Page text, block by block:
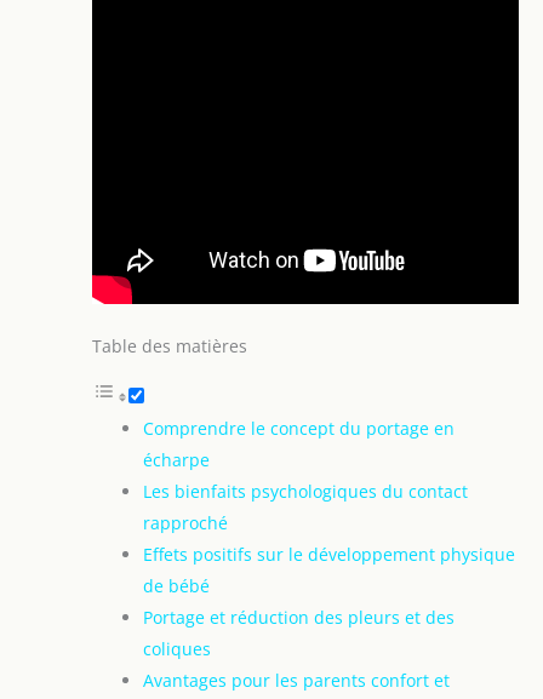
Table des matières
Comprendre le concept du portage en
écharpe
Les bienfaits psychologiques du contact
rapproché
Effets positifs sur le développement physique
de bébé
Portage et réduction des pleurs et des
coliques
Avantages pour les parents confort et